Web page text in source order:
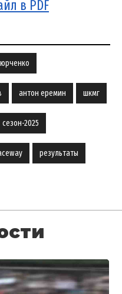
в PDF
антон еремин шкмг
сезон-2025
результаты